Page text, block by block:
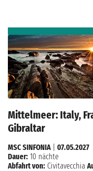
Mittelmeer: Italy,
Gibraltar
MSC SINFONIA| 07.05.2027
Dauer: 10 nächte
Abfahrt von: Civitavecchia